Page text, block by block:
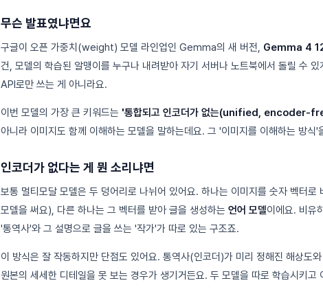
무슨 발표였냐면요
구글이 오픈 가중치(weight) 모델 라인업인 Gemma의 새 버전, Gemma 4
건, 모델의 학습된 알맹이를 누구나 내려받아 자기 서버나 노트북에서 돌릴 수
API로만 쓰는 게 아니라요.
이번 모델의 가장 큰 키워드는 '통합되고 인코더가 없는(unified, encoder-
아니라 이미지도 함께 이해하는 모델을 말하는데요. 그 '이미지를 이해하는 방식
인코더가 없다는 게 뭔 소리냐면
보통 멀티모달 모델은 두 덩어리로 나뉘어 있어요. 하나는 이미지를 숫자 벡터로
모델을 써요), 다른 하나는 그 벡터를 받아 글을 생성하는 언어 모델이에요. 비유
'통역사'와 그 설명으로 글을 쓰는 '작가'가 따로 있는 구조죠.
이 방식은 잘 작동하지만 단점도 있어요. 통역사(인코더)가 미리 정해진 해상도
원본의 세세한 디테일을 못 보는 경우가 생기거든요. 두 모델을 따로 학습시키고